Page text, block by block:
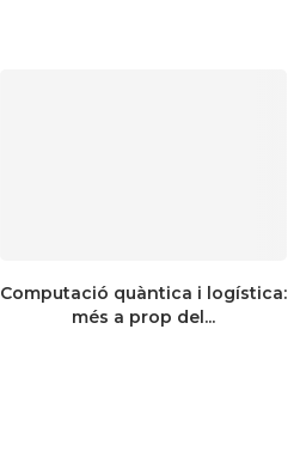
Computació quàntica i logística:
més a prop del...